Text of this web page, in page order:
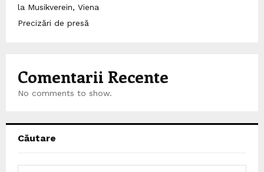
la Musikverein, Viena
Precizări de presă
Comentarii Recente
No comments to show.
Căutare